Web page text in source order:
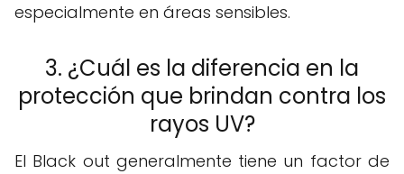
especialmente en áreas sensibles.
3. ¿Cuál es la diferencia en la
protección que brindan contra los
rayos UV?
El Black out generalmente tiene un factor de